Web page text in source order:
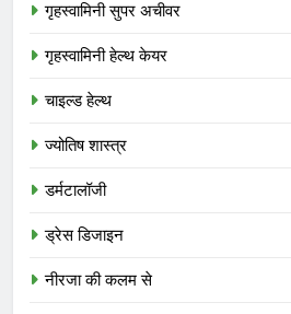
गृहस्वामिनी सुपर अचीवर
गृहस्वामिनी हेल्थ केयर
चाइल्ड हेल्थ
ज्योतिष शास्त्र
डर्मटालॉजी
ड्रेस डिजाइन
नीरजा की कलम से